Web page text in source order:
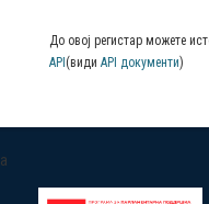
До овој регистар можете
API (види API документи)
a